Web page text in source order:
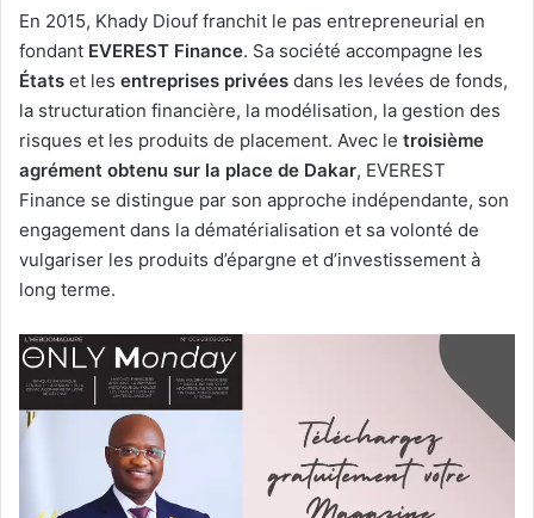
En 2015, Khady Diouf franchit le pas entrepreneurial en
fondant EVEREST Finance. Sa société accompagne les
États et les entreprises privées dans les levées de fonds,
la structuration financière, la modélisation, la gestion des
risques et les produits de placement. Avec le troisième
agrément obtenu sur la place de Dakar, EVEREST
Finance se distingue par son approche indépendante, son
engagement dans la dématérialisation et sa volonté de
vulgariser les produits d’épargne et d’investissement à
long terme.